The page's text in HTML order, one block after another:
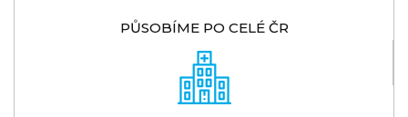
PŮSOBÍME PO CELÉ ČR